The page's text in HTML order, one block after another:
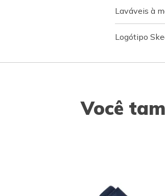
Laváveis à
Logótipo
Você